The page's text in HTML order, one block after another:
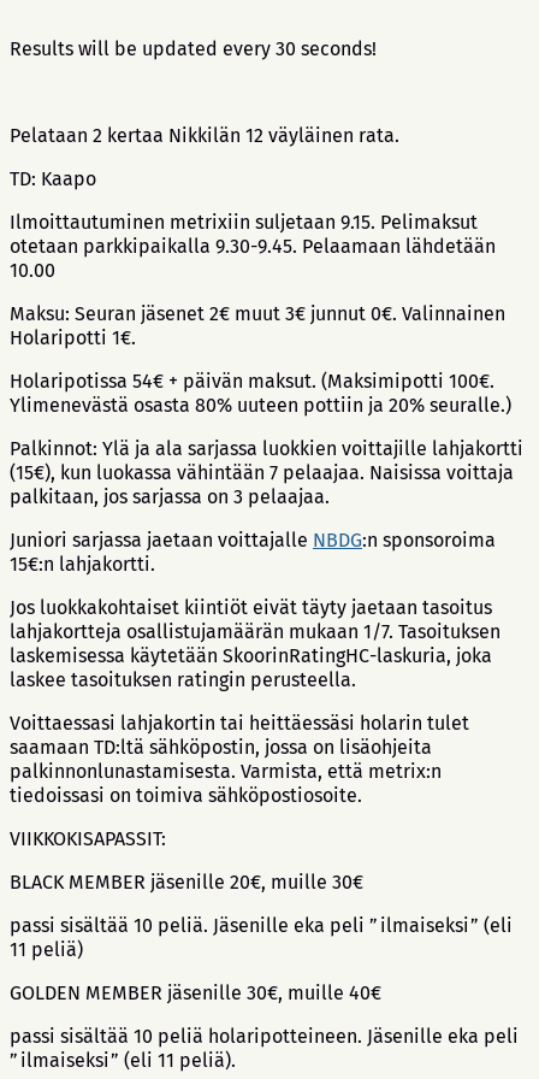
Results will be updated every 30 seconds!
Pelataan 2 kertaa Nikkilän 12 väyläinen rata.
TD: Kaapo
Ilmoittautuminen metrixiin suljetaan 9.15. Pelimaksut
otetaan parkkipaikalla 9.30-9.45. Pelaamaan lähdetään
10.00
Maksu: Seuran jäsenet 2€ muut 3€ junnut 0€. Valinnainen
Holaripotti 1€.
Holaripotissa 54€ + päivän maksut. (Maksimipotti 100€.
Ylimenevästä osasta 80% uuteen pottiin ja 20% seuralle.)
Palkinnot: Ylä ja ala sarjassa luokkien voittajille lahjakortti
(15€), kun luokassa vähintään 7 pelaajaa. Naisissa voittaja
palkitaan, jos sarjassa on 3 pelaajaa.
Juniori sarjassa jaetaan voittajalle NBDG:n sponsoroima
15€:n lahjakortti.
Jos luokkakohtaiset kiintiöt eivät täyty jaetaan tasoitus
lahjakortteja osallistujamäärän mukaan 1/7. Tasoituksen
laskemisessa käytetään SkoorinRatingHC-laskuria, joka
laskee tasoituksen ratingin perusteella.
Voittaessasi lahjakortin tai heittäessäsi holarin tulet
saamaan TD:ltä sähköpostin, jossa on lisäohjeita
palkinnonlunastamisesta. Varmista, että metrix:n
tiedoissasi on toimiva sähköpostiosoite.
VIIKKOKISAPASSIT:
BLACK MEMBER jäsenille 20€, muille 30€
passi sisältää 10 peliä. Jäsenille eka peli ”ilmaiseksi” (eli
11 peliä)
GOLDEN MEMBER jäsenille 30€, muille 40€
passi sisältää 10 peliä holaripotteineen. Jäsenille eka peli
”ilmaiseksi” (eli 11 peliä).